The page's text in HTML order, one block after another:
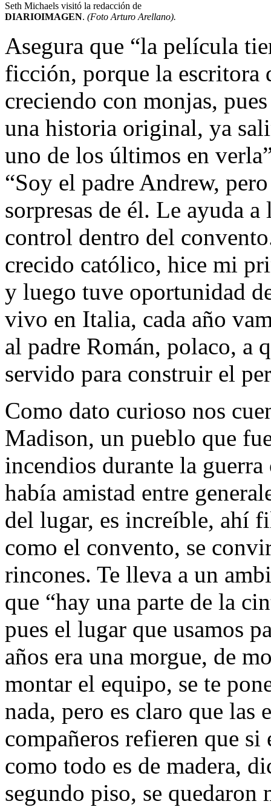
Seth Michaels visitó la redacción de
DIARIOIMAGEN. (Foto Arturo Arellano).
Asegura que “la película
ficción, porque la escritora
creciendo con monjas,
una historia original, ya
uno de los últimos en
“Soy el padre Andrew,
sorpresas de él. Le ayuda
control dentro del
crecido católico, hice mi
y luego tuve oportunidad
vivo en Italia, cada año
al padre Román, polaco, a
servido para construir el
Como dato curioso nos
Madison, un pueblo que
incendios durante la
había amistad entre
del lugar, es increíble, ahí
como el convento, se
rincones. Te lleva a un
que “hay una parte de la
pues el lugar que usamos
años era una morgue, de
montar el equipo, se te
nada, pero es claro que las
compañeros refieren que
como todo es de madera,
segundo piso, se quedaron